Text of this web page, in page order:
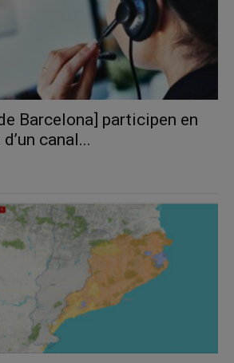
Barcelona] participen en
canal...